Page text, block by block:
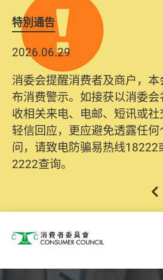
特別通告
2026.06.29
消委会提醒消费者及商户，
布消费警示。如接获以消委
收相关来电、电邮、短讯或
轻信回应，更应避免透露任
问，请致电防骗易热线
2222查询。
消费者委员会